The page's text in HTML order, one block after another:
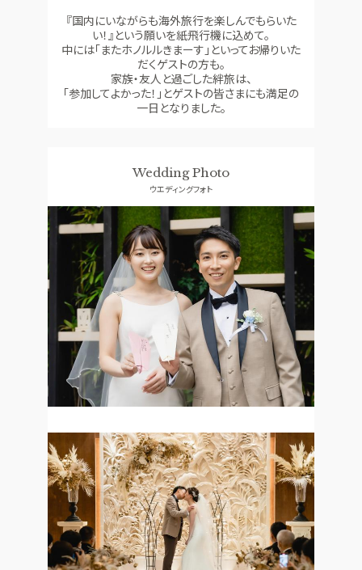
『国内にいながらも海外旅行を楽しんでもらいた
い！』という願いを紙飛行機に込めて。
中には「またホノルルきまーす」といってお帰りいた
だくゲストの方も。
家族・友人と過ごした絆旅は、
「参加してよかった！」とゲストの皆さまにも満足の
一日となりました。
Wedding Photo
ウエディングフォト